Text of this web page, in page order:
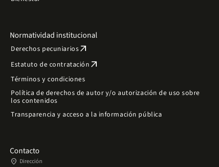
Normatividad institucional
Derechos pecuniariosarrow_outward
Estatuto de contratación arrow_outward
Términos y condiciones
Política de derechos de autor y/o autorización de uso sobre
los contenidos
Transparencia y acceso a la información pública
Contacto
place Dirección